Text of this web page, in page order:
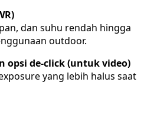
dan suhu rendah hingga
outdoor.
opsi de-click (untuk video)
yang lebih halus saat